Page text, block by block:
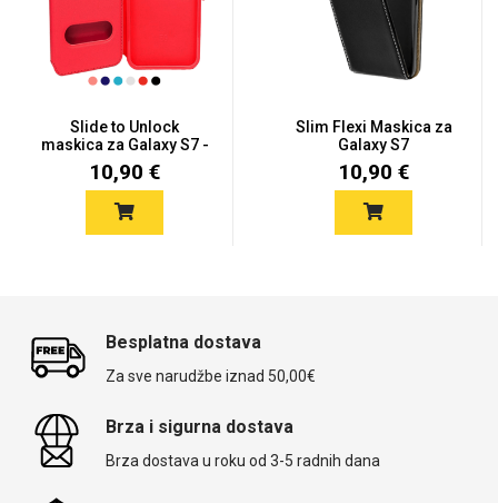
Slide to Unlock
maskica za Galaxy S7 -
Više bo...
10,90 €
Slim Flexi Maskica za
Galaxy S7
10,90 €
Besplatna dostava
Za sve narudžbe iznad 50,00€
Brza i sigurna dostava
Brza dostava u roku od 3-5 radnih dana